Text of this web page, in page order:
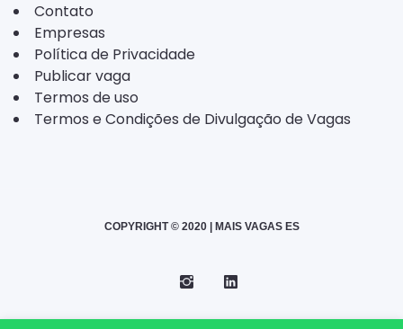
Contato
Empresas
Política de Privacidade
Publicar vaga
Termos de uso
Termos e Condições de Divulgação de Vagas
COPYRIGHT © 2020 | MAIS VAGAS ES
Instagram
Telegram
LinkedIn